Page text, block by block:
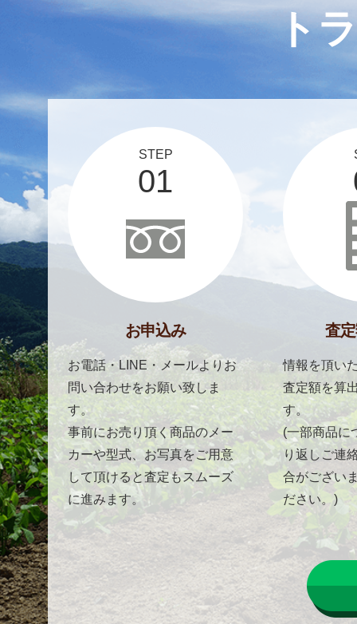
ト
STEP
01
お申込み
お電話・LINE・メールよりお
問い合わせをお願い致しま
す。
事前にお売り頂く商品のメー
カーや型式、お写真をご用意
して頂けると査定もスムーズ
に進みます。
査
情報を頂い
査定額を算
す。
(一部商品に
り返しご連
合がござい
ださい。)